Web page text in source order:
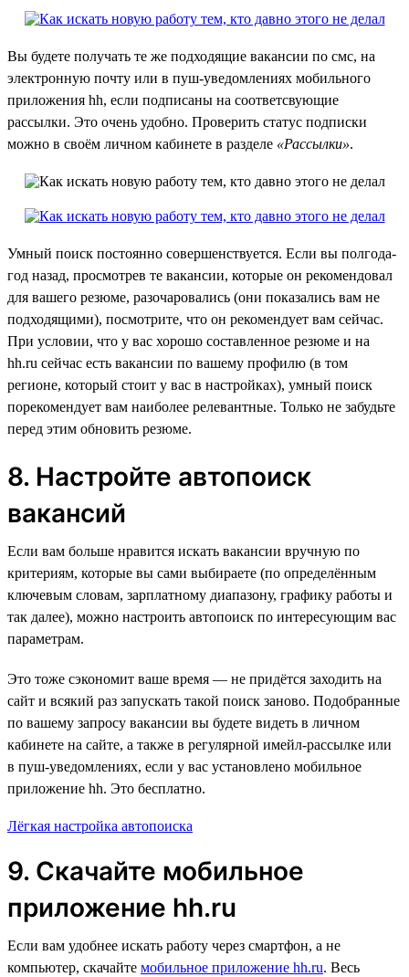
Вы будете получать те же подходящие вакансии по смс, на
электронную почту или в пуш-уведомлениях мобильного
приложения hh, если подписаны на соответсвующие
рассылки. Это очень удобно. Проверить статус подписки
можно в своём личном кабинете в разделе «Рассылки».
Умный поиск постоянно совершенствуется. Если вы полгода-
год назад, просмотрев те вакансии, которые он рекомендовал
для вашего резюме, разочаровались (они показались вам не
подходящими), посмотрите, что он рекомендует вам сейчас.
При условии, что у вас хорошо составленное резюме и на
hh.ru сейчас есть вакансии по вашему профилю (в том
регионе, который стоит у вас в настройках), умный поиск
порекомендует вам наиболее релевантные. Только не забудьте
перед этим обновить резюме.
8. Настройте автопоиск
вакансий
Если вам больше нравится искать вакансии вручную по
критериям, которые вы сами выбираете (по определённым
ключевым словам, зарплатному диапазону, графику работы и
так далее), можно настроить автопоиск по интересующим вас
параметрам.
Это тоже сэкономит ваше время — не придётся заходить на
сайт и всякий раз запускать такой поиск заново. Подобранные
по вашему запросу вакансии вы будете видеть в личном
кабинете на сайте, а также в регулярной имейл-рассылке или
в пуш-уведомлениях, если у вас установлено мобильное
приложение hh. Это бесплатно.
Лёгкая настройка автопоиска
9. Скачайте мобильное
приложение hh.ru
Если вам удобнее искать работу через смартфон, а не
компьютер, скачайте мобильное приложение hh.ru. Весь